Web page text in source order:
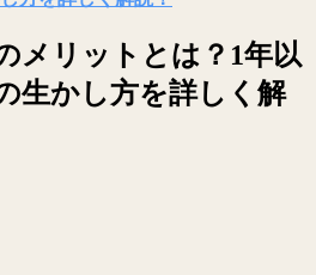
メリットとは？1年以
生かし方を詳しく解